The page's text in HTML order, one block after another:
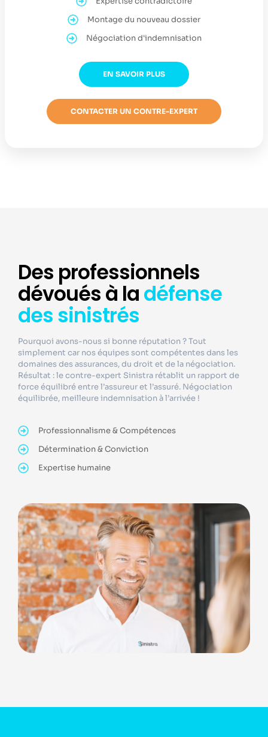
Montage du nouveau dossier
Négociation d'indemnisation
EN SAVOIR PLUS
CONTACTER UN CONTRE-EXPERT
Des professionnels
dévoués à ladéfense
des sinistrés
Pourquoi avons-nous si bonne réputation ? Tout
simplement car nos équipes sont compétentes dans les
domaines des assurances, du droit et de la négociation.
Résultat : le contre-expert Sinistra rétablit un rapport de
force équilibré entre l’assureur et l’assuré. Négociation
équilibrée, meilleure indemnisation à l’arrivée !
Professionnalisme & Compétences
Détermination & Conviction
Expertise humaine